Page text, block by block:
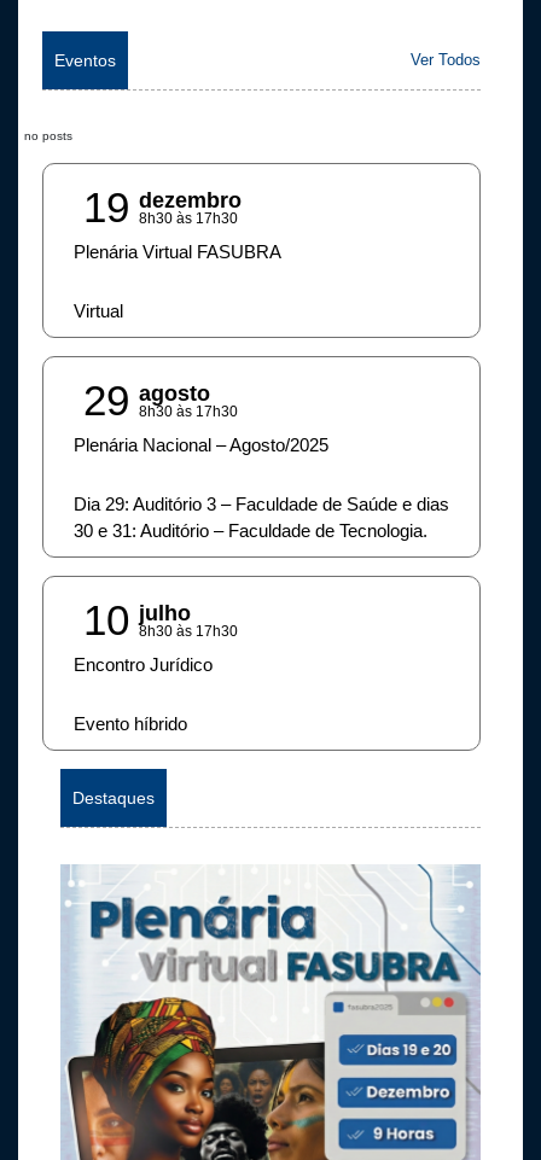
Eventos Ver Todos
no posts
19 dezembro
8h30 às 17h30
Plenária Virtual FASUBRA
Virtual
29 agosto
8h30 às 17h30
Plenária Nacional – Agosto/2025
Dia 29: Auditório 3 – Faculdade de Saúde e dias
30 e 31: Auditório – Faculdade de Tecnologia.
10 julho
8h30 às 17h30
Encontro Jurídico
Evento híbrido
Destaques